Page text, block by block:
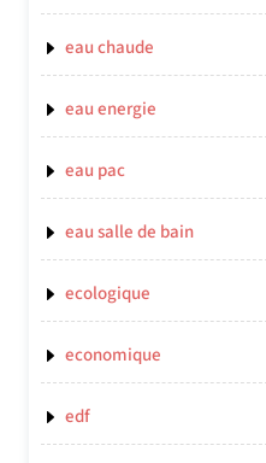
eau chaude
eau energie
eau pac
eau salle de bain
ecologique
economique
edf